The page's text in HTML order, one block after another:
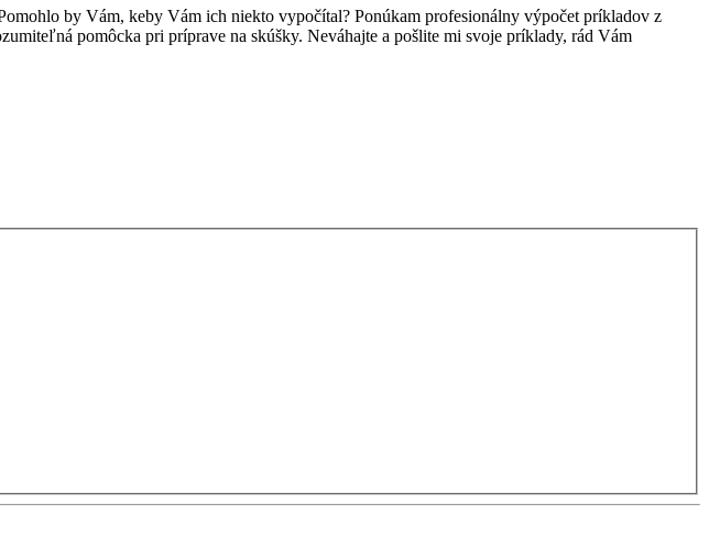
by Vám, keby Vám ich niekto vypočítal? Ponúkam profesionálny výpočet príkladov z
pomôcka pri príprave na skúšky. Neváhajte a pošlite mi svoje príklady, rád Vám